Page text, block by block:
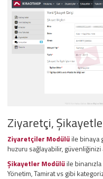
Ziyaretçi,
Ziyaretçiler Modülüile binaya
huzuru sağlayabilir, güvenliğinizi
Şikayetler Modülüile
Yönetim, Tamirat vs gibi